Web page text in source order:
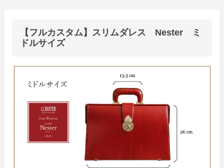
【フルカスタム】スリムダレス Nester ミ
ドルサイズ